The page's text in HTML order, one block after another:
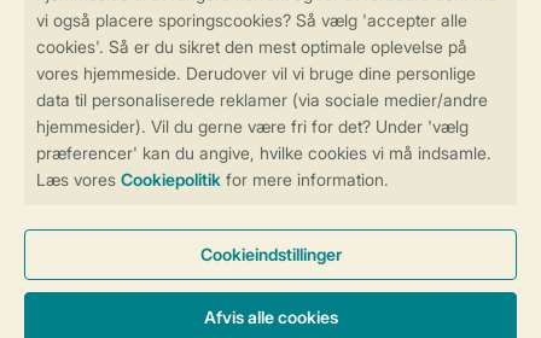
Få en personligt tilpasset oplevelse
på Landal.dk
Sikker datahåndtering